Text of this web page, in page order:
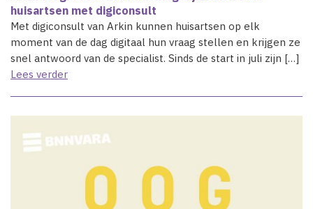
huisartsen met digiconsult
Met digiconsult van Arkin kunnen huisartsen op elk
moment van de dag digitaal hun vraag stellen en krijgen ze
snel antwoord van de specialist. Sinds de start in juli zijn […]
Lees verder